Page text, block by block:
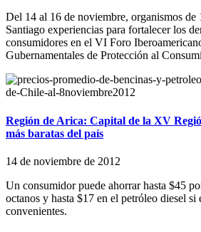
Del 14 al 16 de noviembre, organismos de
Santiago experiencias para fortalecer los
consumidores en el VI Foro
Gubernamentales de Protección al
Región de Arica: Capital de la XV
más baratas del país
14 de noviembre de 2012
Un consumidor puede ahorrar hasta $45
octanos y hasta $17 en el petróleo diesel si
convenientes.